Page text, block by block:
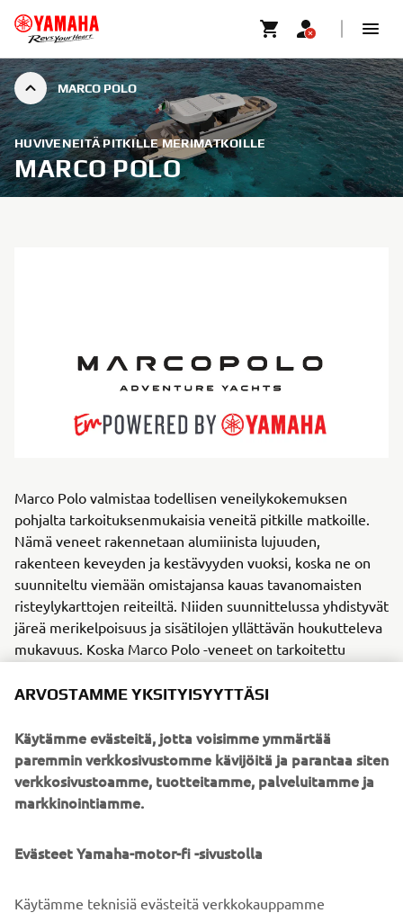
MARCO POLO
HUVIVENEITÄ PITKILLE MERIMATKOILLE
MARCO POLO
Marco Polo valmistaa todellisen veneilykokemuksen
pohjalta tarkoituksenmukaisia veneitä pitkille matkoille.
Nämä veneet rakennetaan alumiinista lujuuden,
rakenteen keveyden ja kestävyyden vuoksi, koska ne on
suunniteltu viemään omistajansa kauas tavanomaisten
risteylykarttojen reiteiltä. Niiden suunnittelussa yhdistyvät
järeä merikelpoisuus ja sisätilojen yllättävän houkutteleva
mukavuus. Koska Marco Polo -veneet on tarkoitettu
venematkoja tekeville, niissä on keskitytty kestävyyteen,
tarkoitettu viikkojen tai kuukausien oleskeluun merellä.
Olipa kyse sitten syrjäisistä saaristoista tai valtameren
väylien ylittämisestä, ne tarjoavat harvinaisen yhdistelmän
suorituskykyä, turvallisuutta ja hillittyä tyyliä.
ARVOSTAMME YKSITYISYYTTÄSI
Käytämme evästeitä, jotta voisimme ymmärtää
paremmin verkkosivustomme kävijöitä ja parantaa siten
verkkosivustoamme, tuotteitamme, palveluitamme ja
markkinointiamme.
Evästeet Yamaha-motor-fi -sivustolla
Käytämme teknisiä evästeitä verkkokauppamme